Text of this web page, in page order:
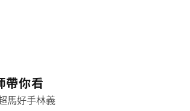
的法條有
帶你看
馬好手林義